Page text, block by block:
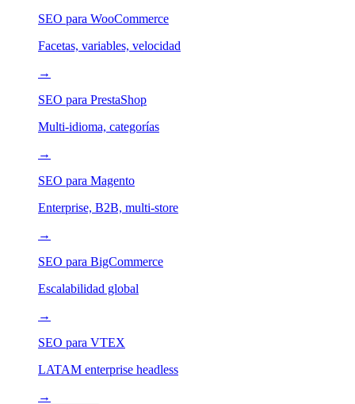
SEO para WooCommerce
Facetas, variables, velocidad
→
SEO para PrestaShop
Multi-idioma, categorías
→
SEO para Magento
Enterprise, B2B, multi-store
→
SEO para BigCommerce
Escalabilidad global
→
SEO para VTEX
LATAM enterprise headless
→